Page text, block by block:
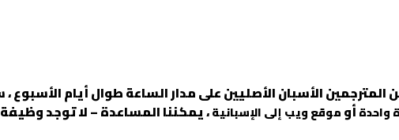
الأسبان الأصليين على مدار الساعة طوال أيام
واحدةأوموقع ويب إلى الإسبانية، يمكننا المساعدة – لا توجد